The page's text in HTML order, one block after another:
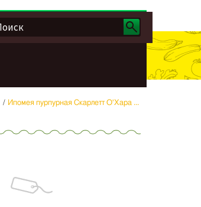
Ипомея пурпурная Скарлетт О'Хара ...